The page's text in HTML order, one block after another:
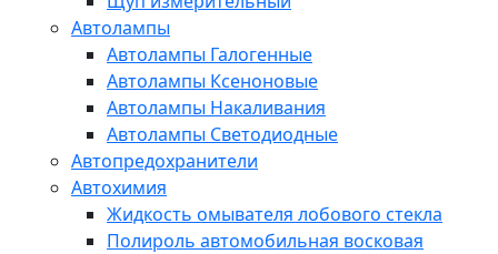
Автолампы
Автолампы Галогенные
Автолампы Ксеноновые
Автолампы Накаливания
Автолампы Светодиодные
Автопредохранители
Автохимия
Жидкость омывателя лобового стекла
Полироль автомобильная восковая